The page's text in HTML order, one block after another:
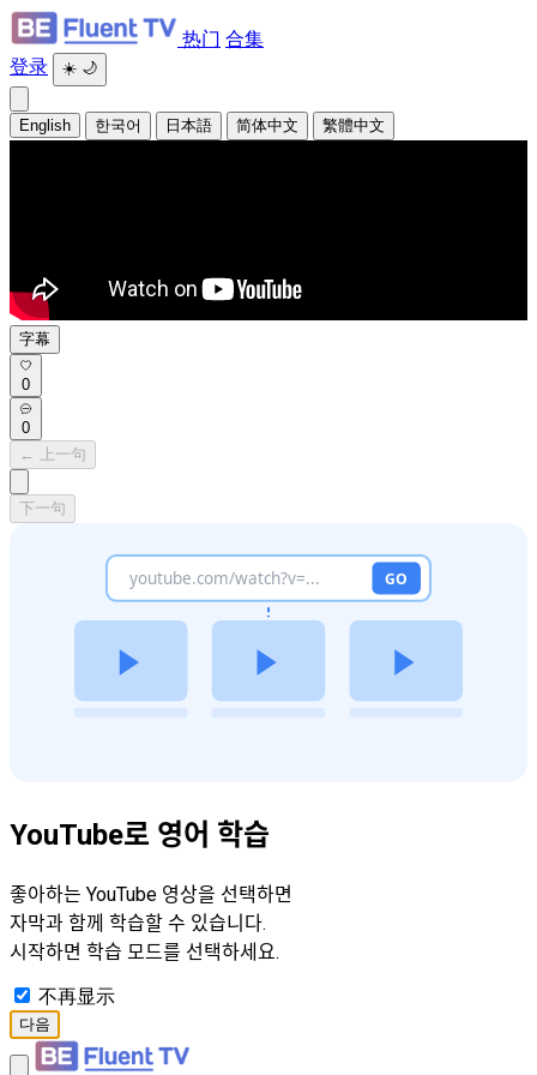
热门 合集
登录
☀️ 🌙
English 한국어 日本語 简体中文 繁體中文
字幕
0
0
← 上一句
下一句
YouTube로 영어 학습
좋아하는 YouTube 영상을 선택하면
자막과 함께 학습할 수 있습니다.
시작하면 학습 모드를 선택하세요.
不再显示
다음